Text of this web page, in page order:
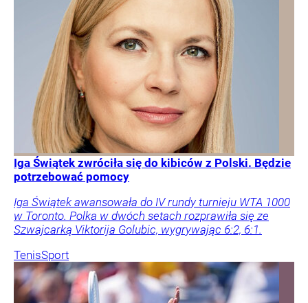
Iga Świątek zwróciła się do kibiców z Polski. Będzie
potrzebować pomocy
Iga Świątek awansowała do IV rundy turnieju WTA 1000
w Toronto. Polka w dwóch setach rozprawiła się ze
Szwajcarką Viktorija Golubic, wygrywając 6:2, 6:1.
TenisSport